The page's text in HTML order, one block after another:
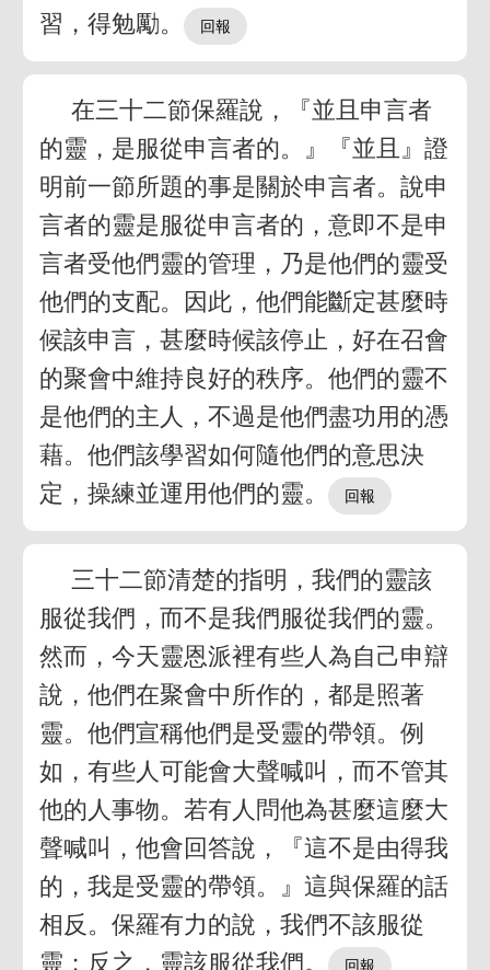
習，得勉勵。
在三十二節保羅說，『並且申言者
的靈，是服從申言者的。』『並且』證
明前一節所題的事是關於申言者。說申
言者的靈是服從申言者的，意即不是申
言者受他們靈的管理，乃是他們的靈受
他們的支配。因此，他們能斷定甚麼時
候該申言，甚麼時候該停止，好在召會
的聚會中維持良好的秩序。他們的靈不
是他們的主人，不過是他們盡功用的憑
藉。他們該學習如何隨他們的意思決
定，操練並運用他們的靈。
三十二節清楚的指明，我們的靈該
服從我們，而不是我們服從我們的靈。
然而，今天靈恩派裡有些人為自己申辯
說，他們在聚會中所作的，都是照著
靈。他們宣稱他們是受靈的帶領。例
如，有些人可能會大聲喊叫，而不管其
他的人事物。若有人問他為甚麼這麼大
聲喊叫，他會回答說，『這不是由得我
的，我是受靈的帶領。』這與保羅的話
相反。保羅有力的說，我們不該服從
靈；反之，靈該服從我們。